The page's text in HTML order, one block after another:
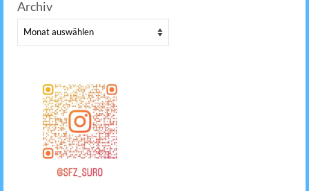
Archiv
Archiv